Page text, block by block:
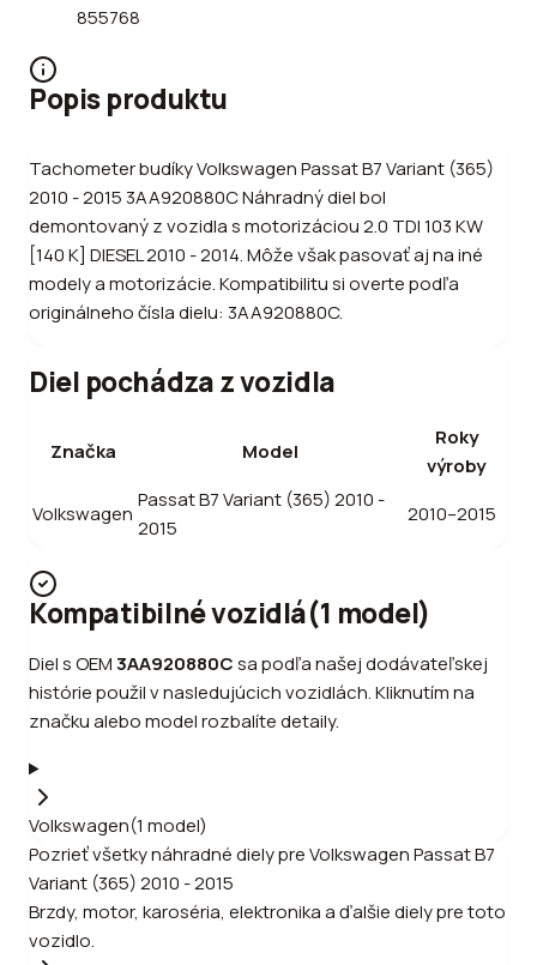
855768
Popis produktu
Tachometer budíky Volkswagen Passat B7 Variant (365)
2010 - 2015 3AA920880C Náhradný diel bol
demontovaný z vozidla s motorizáciou 2.0 TDI 103 KW
[140 K] DIESEL 2010 - 2014. Môže však pasovať aj na iné
modely a motorizácie. Kompatibilitu si overte podľa
originálneho čísla dielu: 3AA920880C.
Diel pochádza z vozidla
Značka Model
Roky
výroby
Volkswagen
Passat B7 Variant (365) 2010 -
2015
2010–2015
Kompatibilné vozidlá(1 model)
Diel s OEM3AA920880Csa podľa našej dodávateľskej
histórie použil v nasledujúcich vozidlách. Kliknutím na
značku alebo model rozbalíte detaily.
Volkswagen(1 model)
Pozrieť všetky náhradné diely preVolkswagenPassat B7
Variant (365) 2010 - 2015
Brzdy, motor, karoséria, elektronika a ďalšie diely pre toto
vozidlo.